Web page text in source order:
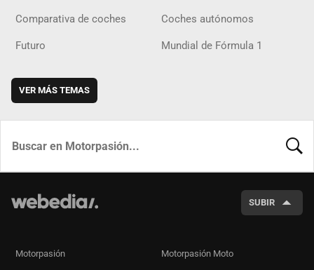
Comparativa de coches Coches autónomos
Futuro Mundial de Fórmula 1
VER MÁS TEMAS
SUBIR
Motorpasión Motorpasión Moto